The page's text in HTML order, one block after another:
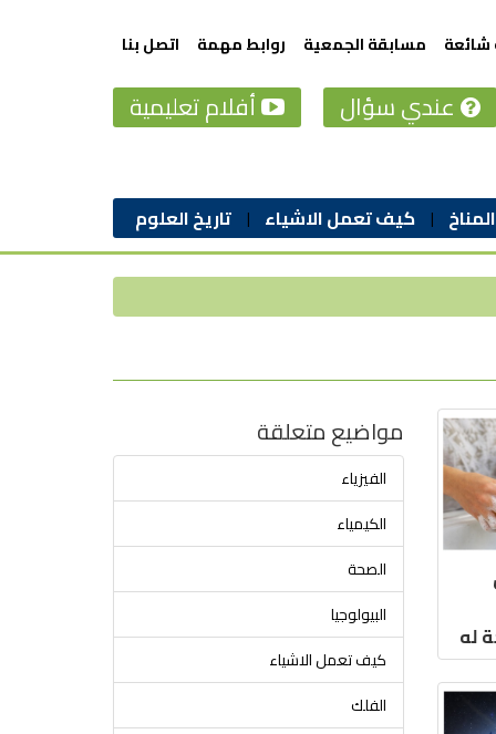
كيف تعمل الاشياء تاريخ العلوم
أفلام تعليمية عندي سؤال
شائعة مسابقة الجمعية روابط مهمة اتصل بنا
مواضيع متعلقة
الفيزياء
الكيمياء
الصحة
البيولوجيا
كيف تعمل الاشياء
الفلك
له